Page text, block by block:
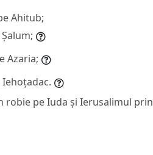
Ahitub;
Azaria;
Iehoțadac.
robie pe Iuda și Ierusalimul prin